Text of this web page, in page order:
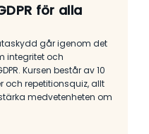
för alla
går igenom det
integritet och
Kursen består av 10
och repetitionsquiz, allt
medvetenheten om